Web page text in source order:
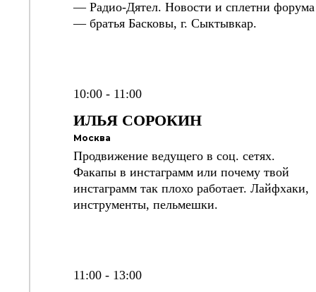
— Радио-Дятел. Новости и сплетни форума
— братья Басковы, г. Сыктывкар.
10:00 - 11:00
ИЛЬЯ СОРОКИН
Москва
Продвижение ведущего в соц. сетях.
Факапы в инстаграмм или почему твой
инстаграмм так плохо работает. Лайфхаки,
инструменты, пельмешки.
11:00 - 13:00